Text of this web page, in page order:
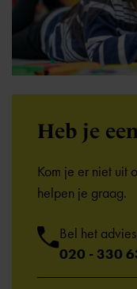
Heb je
Kom je er niet
helpen je graag.
Bel het
020 - 330